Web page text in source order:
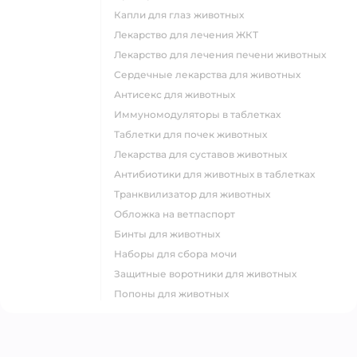
Капли для глаз животных
Лекарство для лечения ЖКТ
Лекарство для лечения печени животных
Сердечные лекарства для животных
Антисекс для животных
Иммуномодуляторы в таблетках
Таблетки для почек животных
Лекарства для суставов животных
Антибиотики для животных в таблетках
Транквилизатор для животных
Обложка на ветпаспорт
Бинты для животных
Наборы для сбора мочи
Защитные воротники для животных
Попоны для животных